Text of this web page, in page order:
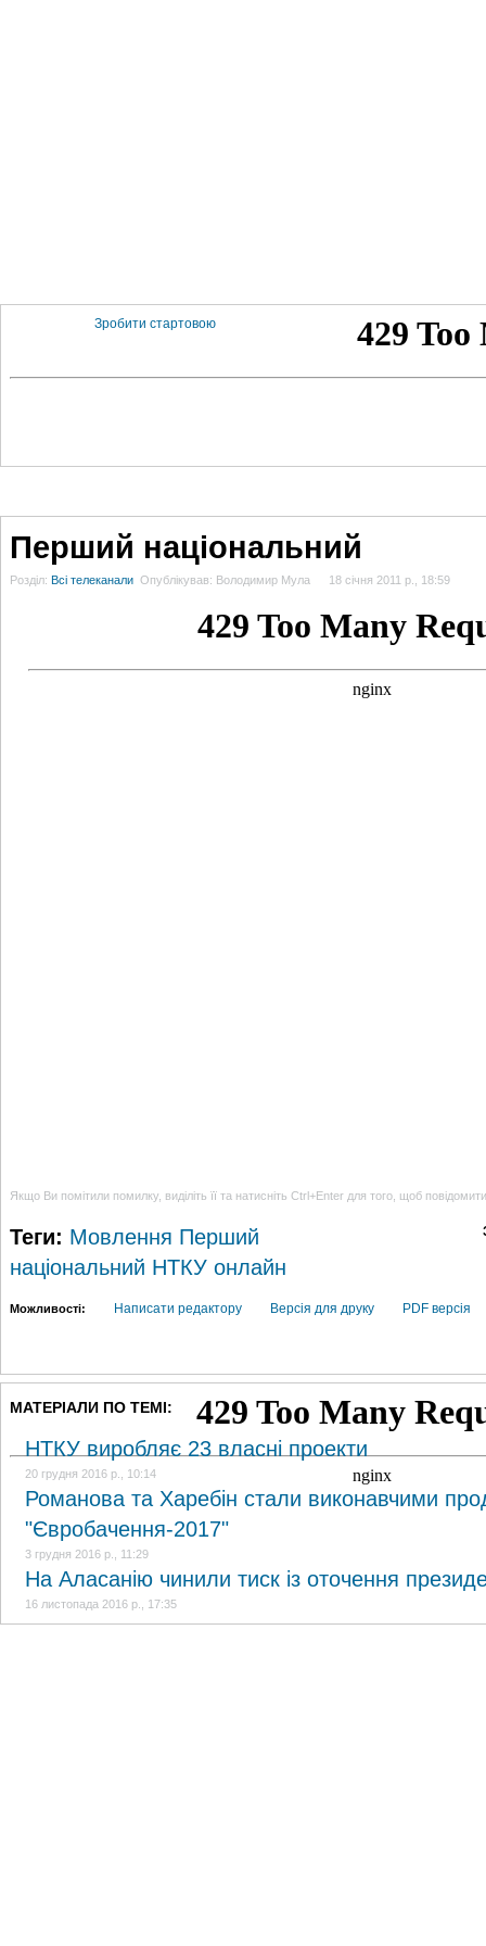
Зробити стартовою
Перший національний
Розділ: Всі телеканали Опублікував: Володимир Мула 18 січня 2011 р., 18:59
Якщо Ви помітили помилку, виділіть її та натисніть Ctrl+Enter для того, щоб
Теги: Мовлення Перший
національний НТКУ онлайн
Можливості: Написати редактору Версія для друку PDF версія
МАТЕРІАЛИ ПО ТЕМІ:
НТКУ виробляє 23 власні проекти
20 грудня 2016 р., 10:14
Романова та Харебін стали виконавчими
"Євробачення-2017"
3 грудня 2016 р., 11:29
На Аласанію чинили тиск із оточення
16 листопада 2016 р., 17:35